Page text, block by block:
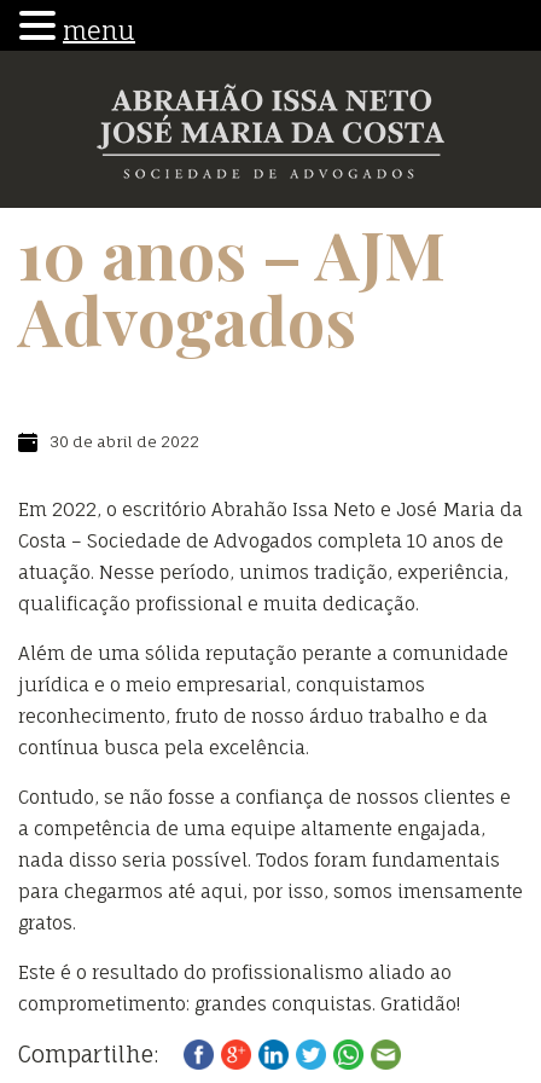
10 anos – AJM
Advogados
30 de abril de 2022
Em 2022, o escritório Abrahão Issa Neto e José Maria da
Costa – Sociedade de Advogados completa 10 anos de
atuação. Nesse período, unimos tradição, experiência,
qualificação profissional e muita dedicação.
Além de uma sólida reputação perante a comunidade
jurídica e o meio empresarial, conquistamos
reconhecimento, fruto de nosso árduo trabalho e da
contínua busca pela excelência.
Contudo, se não fosse a confiança de nossos clientes e
a competência de uma equipe altamente engajada,
nada disso seria possível. Todos foram fundamentais
para chegarmos até aqui, por isso, somos imensamente
gratos.
Este é o resultado do profissionalismo aliado ao
comprometimento: grandes conquistas. Gratidão!
Compartilhe:
menu